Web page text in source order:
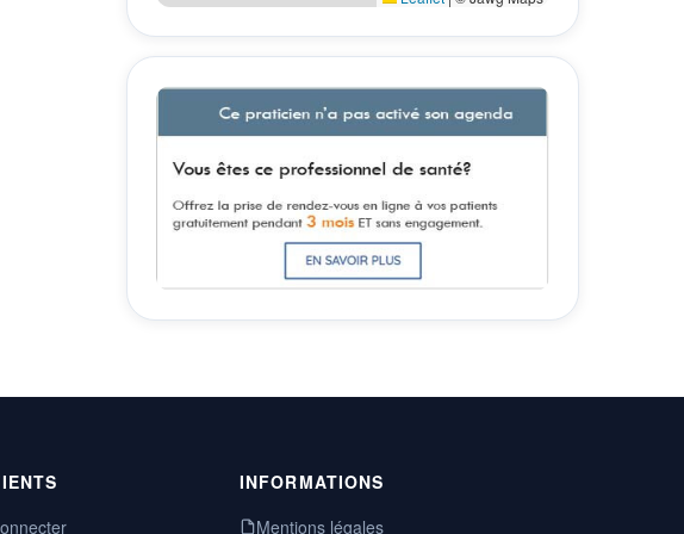
INFORMATIONS
Mentions légales